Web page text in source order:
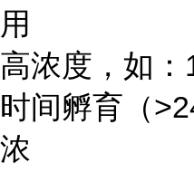
用
高浓度，如
时间孵育（
浓